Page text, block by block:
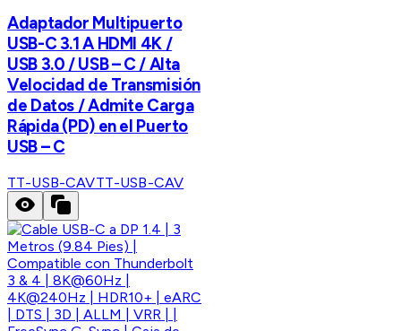
Adaptador Multipuerto
USB-C 3.1 A HDMI 4K /
USB 3.0 / USB – C / Alta
Velocidad de Transmisión
de Datos / Admite Carga
Rápida (PD) en el Puerto
USB – C
TT-USB-CAVTT-USB-CAV